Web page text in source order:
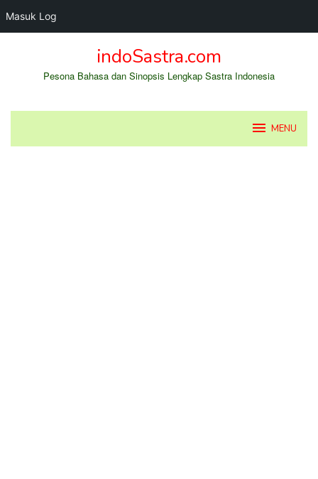
Masuk Log
indoSastra.com
Pesona Bahasa dan Sinopsis Lengkap Sastra Indonesia
MENU